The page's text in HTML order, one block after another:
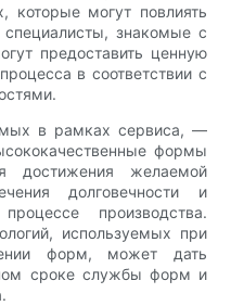
которые могут повлиять
специалисты, знакомые с
предоставить ценную
в соответствии с
в рамках сервиса, —
формы
достижения желаемой
долговечности и
производства.
используемых при
форм, может дать
сроке службы форм и